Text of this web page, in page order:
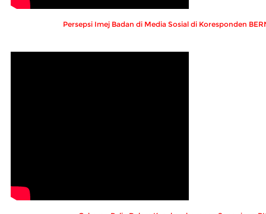
Persepsi Imej Badan di Media Sosial di Koresponden